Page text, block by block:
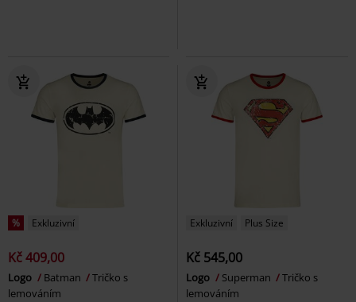
% Exkluzivní
Kč 409,00
Logo Batman
Tričko s
lemováním
Exkluzivní Plus Size
Kč 545,00
Logo Superman
Tričko s
lemováním